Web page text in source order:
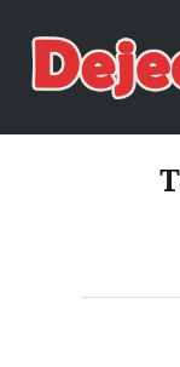
content
IKAN